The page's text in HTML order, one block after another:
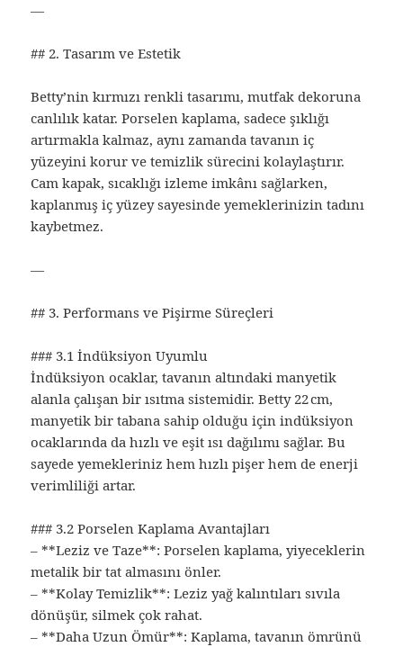
—
## 2. Tasarım ve Estetik
Betty’nin kırmızı renkli tasarımı, mutfak dekoruna
canlılık katar. Porselen kaplama, sadece şıklığı
artırmakla kalmaz, aynı zamanda tavanın iç
yüzeyini korur ve temizlik sürecini kolaylaştırır.
Cam kapak, sıcaklığı izleme imkânı sağlarken,
kaplanmış iç yüzey sayesinde yemeklerinizin tadını
kaybetmez.
—
## 3. Performans ve Pişirme Süreçleri
### 3.1 İndüksiyon Uyumlu
İndüksiyon ocaklar, tavanın altındaki manyetik
alanla çalışan bir ısıtma sistemidir. Betty 22 cm,
manyetik bir tabana sahip olduğu için indüksiyon
ocaklarında da hızlı ve eşit ısı dağılımı sağlar. Bu
sayede yemekleriniz hem hızlı pişer hem de enerji
verimliliği artar.
### 3.2 Porselen Kaplama Avantajları
– **Leziz ve Taze**: Porselen kaplama, yiyeceklerin
metalik bir tat almasını önler.
– **Kolay Temizlik**: Leziz yağ kalıntıları sıvıla
dönüşür, silmek çok rahat.
– **Daha Uzun Ömür**: Kaplama, tavanın ömrünü